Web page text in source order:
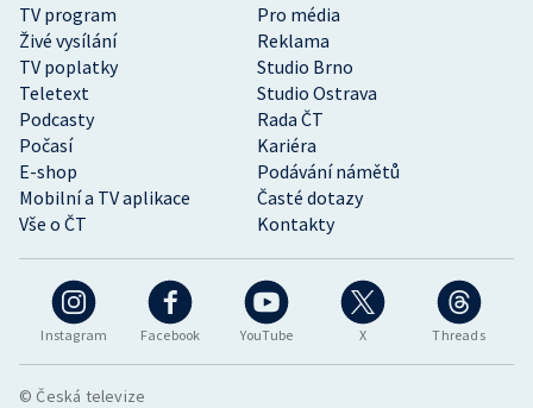
Instagram Facebook YouTube X Threads
TV program
Pro média
Živé vysílání
Reklama
TV poplatky
Studio Brno
Teletext
Studio Ostrava
Podcasty
Rada ČT
Počasí
Kariéra
E-shop
Podávání námětů
Mobilní a TV aplikace
Časté dotazy
Vše o ČT
Kontakty
© Česká televize